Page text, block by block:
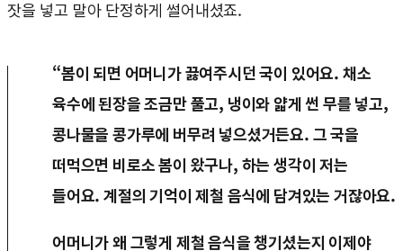
잣을 넣고 말아 단정하게 썰어내셨죠.
“봄이 되면 어머니가 끓여주시던 국이 있어요. 채소
육수에 된장을 조금만 풀고, 냉이와 얇게 썬 무를 넣고,
콩나물을 콩가루에 버무려 넣으셨거든요. 그 국을
떠먹으면 비로소 봄이 왔구나, 하는 생각이 저는
들어요. 계절의 기억이 제철 음식에 담겨있는 거잖아요.
어머니가 왜 그렇게 제철 음식을 챙기셨는지 이제야